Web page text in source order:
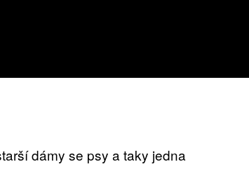
dámy se psy a taky jedna